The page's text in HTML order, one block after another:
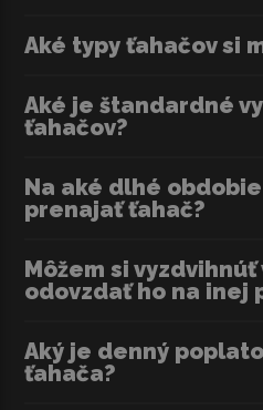
Aké typy ťahačov si
Aké je štandardné
ťahačov?
Na aké dlhé
prenajať ťahač?
Môžem si
odovzdať ho na inej
Aký je denný
ťahača?